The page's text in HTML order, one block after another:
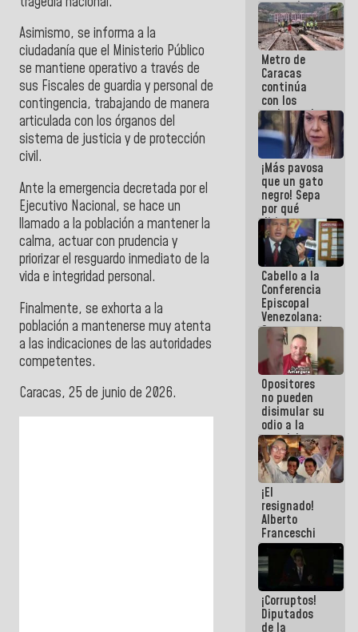
Asimismo, se informa a la
ciudadanía que el Ministerio Público
se mantiene operativo a través de
sus Fiscales de guardia y personal de
contingencia, trabajando de manera
articulada con los órganos del
sistema de justicia y de protección
civil.
Ante la emergencia decretada por el
Ejecutivo Nacional, se hace un
llamado a la población a mantener la
calma, actuar con prudencia y
priorizar el resguardo inmediato de la
vida e integridad personal.
Finalmente, se exhorta a la
población a mantenerse muy atenta
a las indicaciones de las autoridades
competentes.
Caracas, 25 de junio de 2026.
extremistas:
Son unos
coberos,
viven de la
mentira
Metro de
Caracas
continúa
con los
trabajos de
mantenimiento
e inspección
en la Línea 2
¡Más pavosa
que un gato
negro! Sepa
por qué
dirigentes
opositores
se
desmarcan
de La Sayo
Cabello a la
Conferencia
Episcopal
Venezolana:
Son unos
inmorales,
ni una
botella de
agua han
llevado
Opositores
no pueden
disimular su
odio a la
paz del
pueblo
¡El
resignado!
Alberto
Franceschi
muestra su
frustración
ante
burguesía
de siempre
¡Corruptos!
Diputados
de la